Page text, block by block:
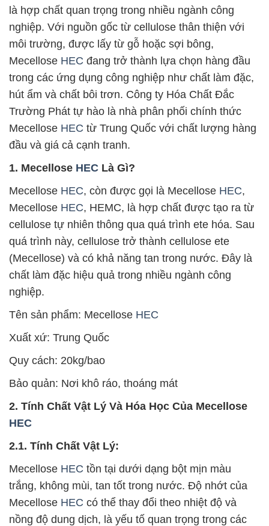
là hợp chất quan trọng trong nhiều ngành công
nghiệp. Với nguồn gốc từ cellulose thân thiện với
môi trường, được lấy từ gỗ hoặc sợi bông,
Mecellose HEC đang trở thành lựa chọn hàng đầu
trong các ứng dụng công nghiệp như chất làm đặc,
hút ẩm và chất bôi trơn. Công ty Hóa Chất Đắc
Trường Phát tự hào là nhà phân phối chính thức
Mecellose HEC từ Trung Quốc với chất lượng hàng
đầu và giá cả cạnh tranh.
1. Mecellose HEC Là Gì?
Mecellose HEC, còn được gọi là Mecellose HEC,
Mecellose HEC, HEMC, là hợp chất được tạo ra từ
cellulose tự nhiên thông qua quá trình ete hóa. Sau
quá trình này, cellulose trở thành cellulose ete
(Mecellose) và có khả năng tan trong nước. Đây là
chất làm đặc hiệu quả trong nhiều ngành công
nghiệp.
Tên sản phẩm: Mecellose HEC
Xuất xứ: Trung Quốc
Quy cách: 20kg/bao
Bảo quản: Nơi khô ráo, thoáng mát
2. Tính Chất Vật Lý Và Hóa Học Của Mecellose
HEC
2.1. Tính Chất Vật Lý:
Mecellose HEC tồn tại dưới dạng bột mịn màu
trắng, không mùi, tan tốt trong nước. Độ nhớt của
Mecellose HEC có thể thay đổi theo nhiệt độ và
nồng độ dung dịch, là yếu tố quan trọng trong các